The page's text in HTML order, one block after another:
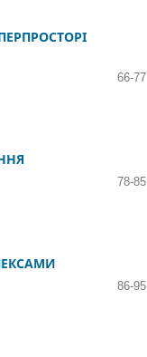
66-77
78-85
86-95